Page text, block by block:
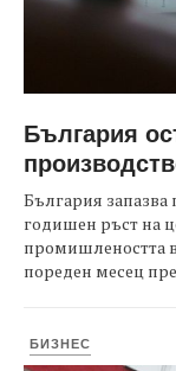
България
България запазва
годишен ръст на
промишлеността
пореден месец
БИЗНЕС